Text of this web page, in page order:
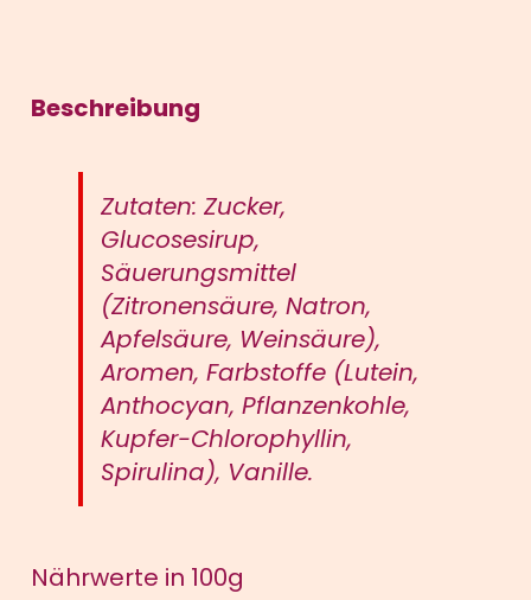
Menge
Beschreibung
Zutaten: Zucker,
Glucosesirup,
Säuerungsmittel
(Zitronensäure, Natron,
Apfelsäure, Weinsäure),
Aromen, Farbstoffe (Lutein,
Anthocyan, Pflanzenkohle,
Kupfer-Chlorophyllin,
Spirulina), Vanille.
Nährwerte in 100g